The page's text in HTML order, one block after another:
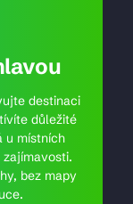
destinaci
důležité
u místních
bez mapy